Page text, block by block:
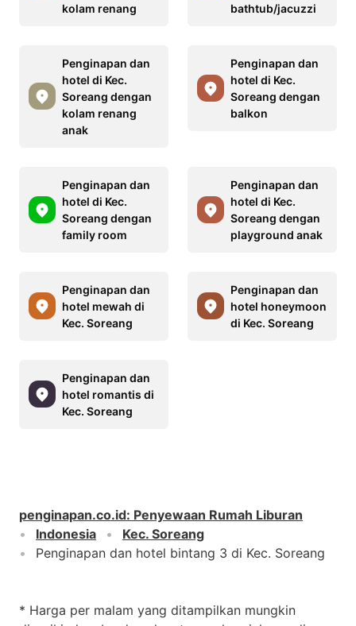
kolam renang
bathtub/jacuzzi
Penginapan dan
hotel di Kec.
Soreang dengan
kolam renang
anak
Penginapan dan
hotel di Kec.
Soreang dengan
balkon
Penginapan dan
hotel di Kec.
Soreang dengan
family room
Penginapan dan
hotel di Kec.
Soreang dengan
playground anak
Penginapan dan
hotel mewah di
Kec. Soreang
Penginapan dan
hotel honeymoon
di Kec. Soreang
Penginapan dan
hotel romantis di
Kec. Soreang
penginapan.co.id: Penyewaan Rumah Liburan
Indonesia
Kec. Soreang
Penginapan dan hotel bintang 3 di Kec. Soreang
* Harga per malam yang ditampilkan mungkin